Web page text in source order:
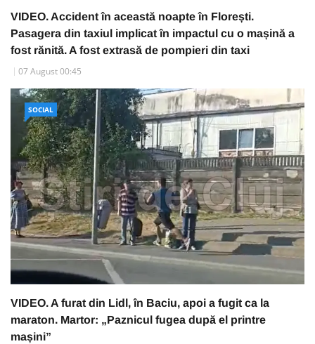
VIDEO. Accident în această noapte în Florești.
Pasagera din taxiul implicat în impactul cu o mașină a
fost rănită. A fost extrasă de pompieri din taxi
07 August 00:45
SOCIAL
VIDEO. A furat din Lidl, în Baciu, apoi a fugit ca la
maraton. Martor: „Paznicul fugea după el printre
mașini”